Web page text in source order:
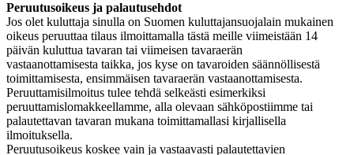
Peruutusoikeus ja palautusehdot
Jos olet kuluttaja sinulla on Suomen kuluttajansuojalain mukainen
oikeus peruuttaa tilaus ilmoittamalla tästä meille viimeistään 14
päivän kuluttua tavaran tai viimeisen tavaraerän
vastaanottamisesta taikka, jos kyse on tavaroiden säännöllisestä
toimittamisesta, ensimmäisen tavaraerän vastaanottamisesta.
Peruuttamisilmoitus tulee tehdä selkeästi esimerkiksi
peruuttamislomakkeellamme, alla olevaan sähköpostiimme tai
palautettavan tavaran mukana toimittamallasi kirjallisella
ilmoituksella.
Peruutusoikeus koskee vain ja vastaavasti palautettavien